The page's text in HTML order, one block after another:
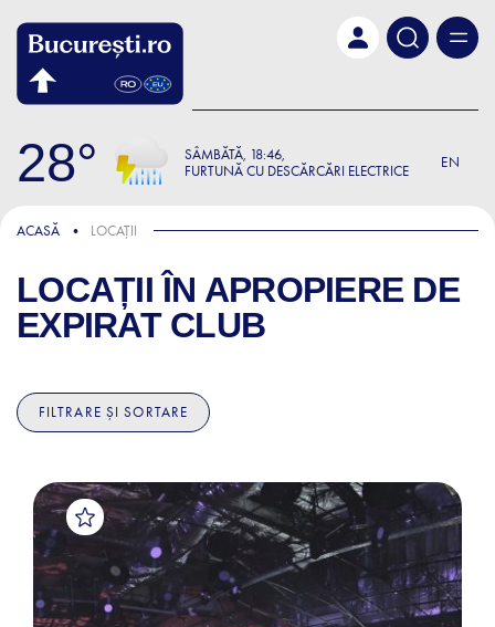
28 SÂMBĂTĂ 18:46
FURTUNĂ CU DESCĂRCĂRI ELECTRICE
EN
ACASĂ LOCAȚII
LOCAȚII ÎN APROPIERE DE
EXPIRAT CLUB
FILTRARE ȘI SORTARE